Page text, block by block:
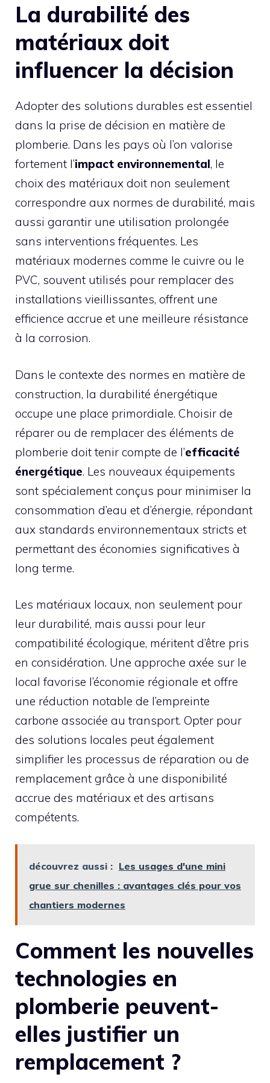
La durabilité des
matériaux doit
influencer la décision
Adopter des solutions durables est essentiel
dans la prise de décision en matière de
plomberie. Dans les pays où l’on valorise
fortement l’impact environnemental, le
choix des matériaux doit non seulement
correspondre aux normes de durabilité, mais
aussi garantir une utilisation prolongée
sans interventions fréquentes. Les
matériaux modernes comme le cuivre ou le
PVC, souvent utilisés pour remplacer des
installations vieillissantes, offrent une
efficience accrue et une meilleure résistance
à la corrosion.
Dans le contexte des normes en matière de
construction, la durabilité énergétique
occupe une place primordiale. Choisir de
réparer ou de remplacer des éléments de
plomberie doit tenir compte de l’efficacité
énergétique. Les nouveaux équipements
sont spécialement conçus pour minimiser la
consommation d’eau et d’énergie, répondant
aux standards environnementaux stricts et
permettant des économies significatives à
long terme.
Les matériaux locaux, non seulement pour
leur durabilité, mais aussi pour leur
compatibilité écologique, méritent d’être pris
en considération. Une approche axée sur le
local favorise l’économie régionale et offre
une réduction notable de l’empreinte
carbone associée au transport. Opter pour
des solutions locales peut également
simplifier les processus de réparation ou de
remplacement grâce à une disponibilité
accrue des matériaux et des artisans
compétents.
découvrez aussi : Les usages d'une mini
grue sur chenilles : avantages clés pour vos
chantiers modernes
Comment les nouvelles
technologies en
plomberie peuvent-
elles justifier un
remplacement ?